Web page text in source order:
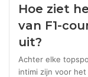
Hoe ziet
van F1-
uit?
Achter elke
intimi zijn voor